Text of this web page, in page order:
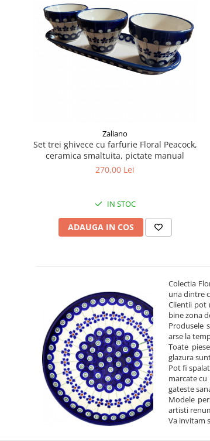
Zaliano
Set trei ghivece cu farfurie Floral Peacock,
ceramica smaltuita, pictate manual
270,00 Lei
IN STOC
ADAUGA IN COS
Colectia
una dintre
Clientii pot
bine zona
Produsele
arse la
Toate
glazura
Pot fi
marcate
gateste
Modele
artisti
Va invitam